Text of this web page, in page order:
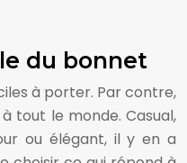
du bonnet
à porter. Par contre,
tout le monde. Casual,
ou élégant, il y en a